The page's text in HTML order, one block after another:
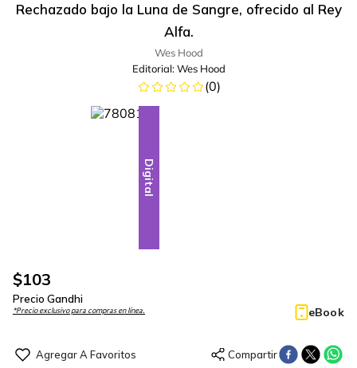
Rechazado bajo la Luna de Sangre, ofrecido al Rey
Alfa.
Wes Hood
Editorial: Wes Hood
(0)
Digital
$103
Precio Gandhi
*Precio exclusivo para compras en línea. eBook